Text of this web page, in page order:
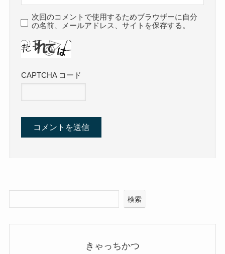
次回のコメントで使用するためブラウザーに自分
の名前、メールアドレス、サイトを保存する。
CAPTCHA コード
検索
きゃっちかつ